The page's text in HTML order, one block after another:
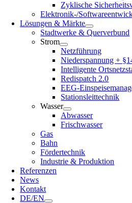
Zyklische
Elektronik-/
Lösungen & Märkte
Stadtwerke & Querverbund
Strom
Netzführung
Niederspannung +
Intelligente
Redispatch 2.0
EEG-
Stationsleittechnik
Wasser
Abwasser
Frischwasser
Gas
Bahn
Fördertechnik
Industrie & Produktion
Referenzen
News
Kontakt
DE/EN